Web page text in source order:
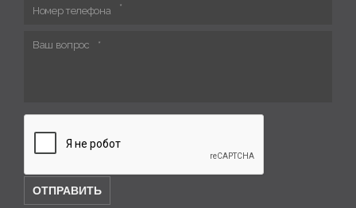
Номер телефона
Ваш вопрос